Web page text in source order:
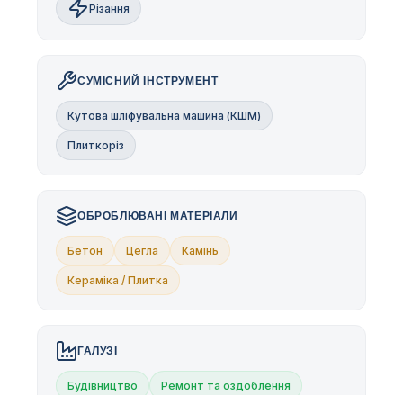
Різання
СУМІСНИЙ ІНСТРУМЕНТ
Кутова шліфувальна машина (КШМ)
Плиткоріз
ОБРОБЛЮВАНІ МАТЕРІАЛИ
Бетон Цегла Камінь
Кераміка / Плитка
ГАЛУЗІ
Будівництво Ремонт та оздоблення